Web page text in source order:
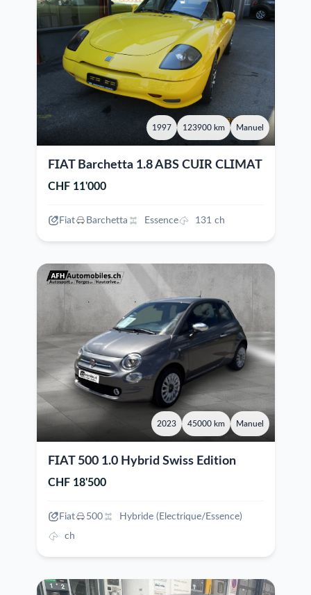
1997 123900 km Manuel
FIAT Barchetta 1.8 ABS CUIR CLIMAT
CHF 11'000
Fiat Barchetta Essence 131 ch
2023 45000 km Manuel
FIAT 500 1.0 Hybrid Swiss Edition
CHF 18'500
Fiat 500
Hybride (Electrique/Essence)
ch